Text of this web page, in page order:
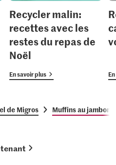
Recycler malin:
recettes avec les
restes du repas de
Noël
En savoir plus
de Migros Muffins au jambon